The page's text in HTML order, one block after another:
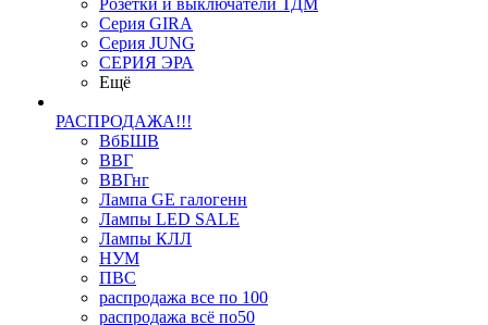
Розетки и выключатели ТДМ
Серия GIRA
Серия JUNG
СЕРИЯ ЭРА
Ещё
РАСПРОДАЖА!!!
ВбБШВ
ВВГ
ВВГнг
Лампа GE галогенн
Лампы LED SALE
Лампы КЛЛ
НУМ
ПВС
распродажа все по 100
распродажа всё по50